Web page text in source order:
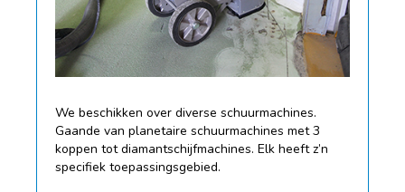
We beschikken over diverse schuurmachines.
Gaande van planetaire schuurmachines met 3
koppen tot diamantschijfmachines. Elk heeft z’n
specifiek toepassingsgebied.